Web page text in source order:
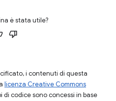
è stata utile?
i contenuti di questa
licenza Creative Commons
di codice sono concessi in base